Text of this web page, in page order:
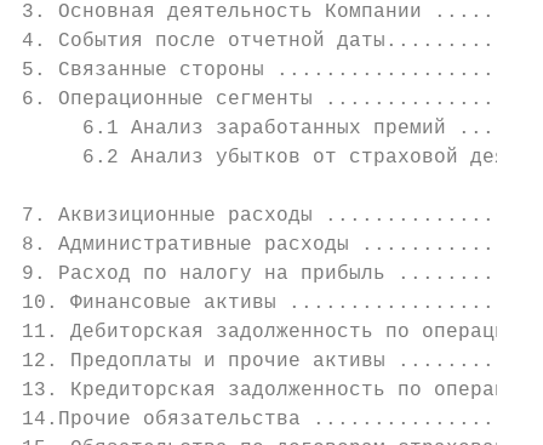
3. Основная деятельность
4. События после отчетной
5. Связанные стороны
6. Операционные сегменты
6.1 Анализ заработанных премий
6.2 Анализ убытков от страховой
7. Аквизиционные расходы
8. Административные
9. Расход по налогу на
10. Финансовые активы
11. Дебиторская задолженность
12. Предоплаты и прочие
13. Кредиторская задолженность по
14.Прочие обязательства